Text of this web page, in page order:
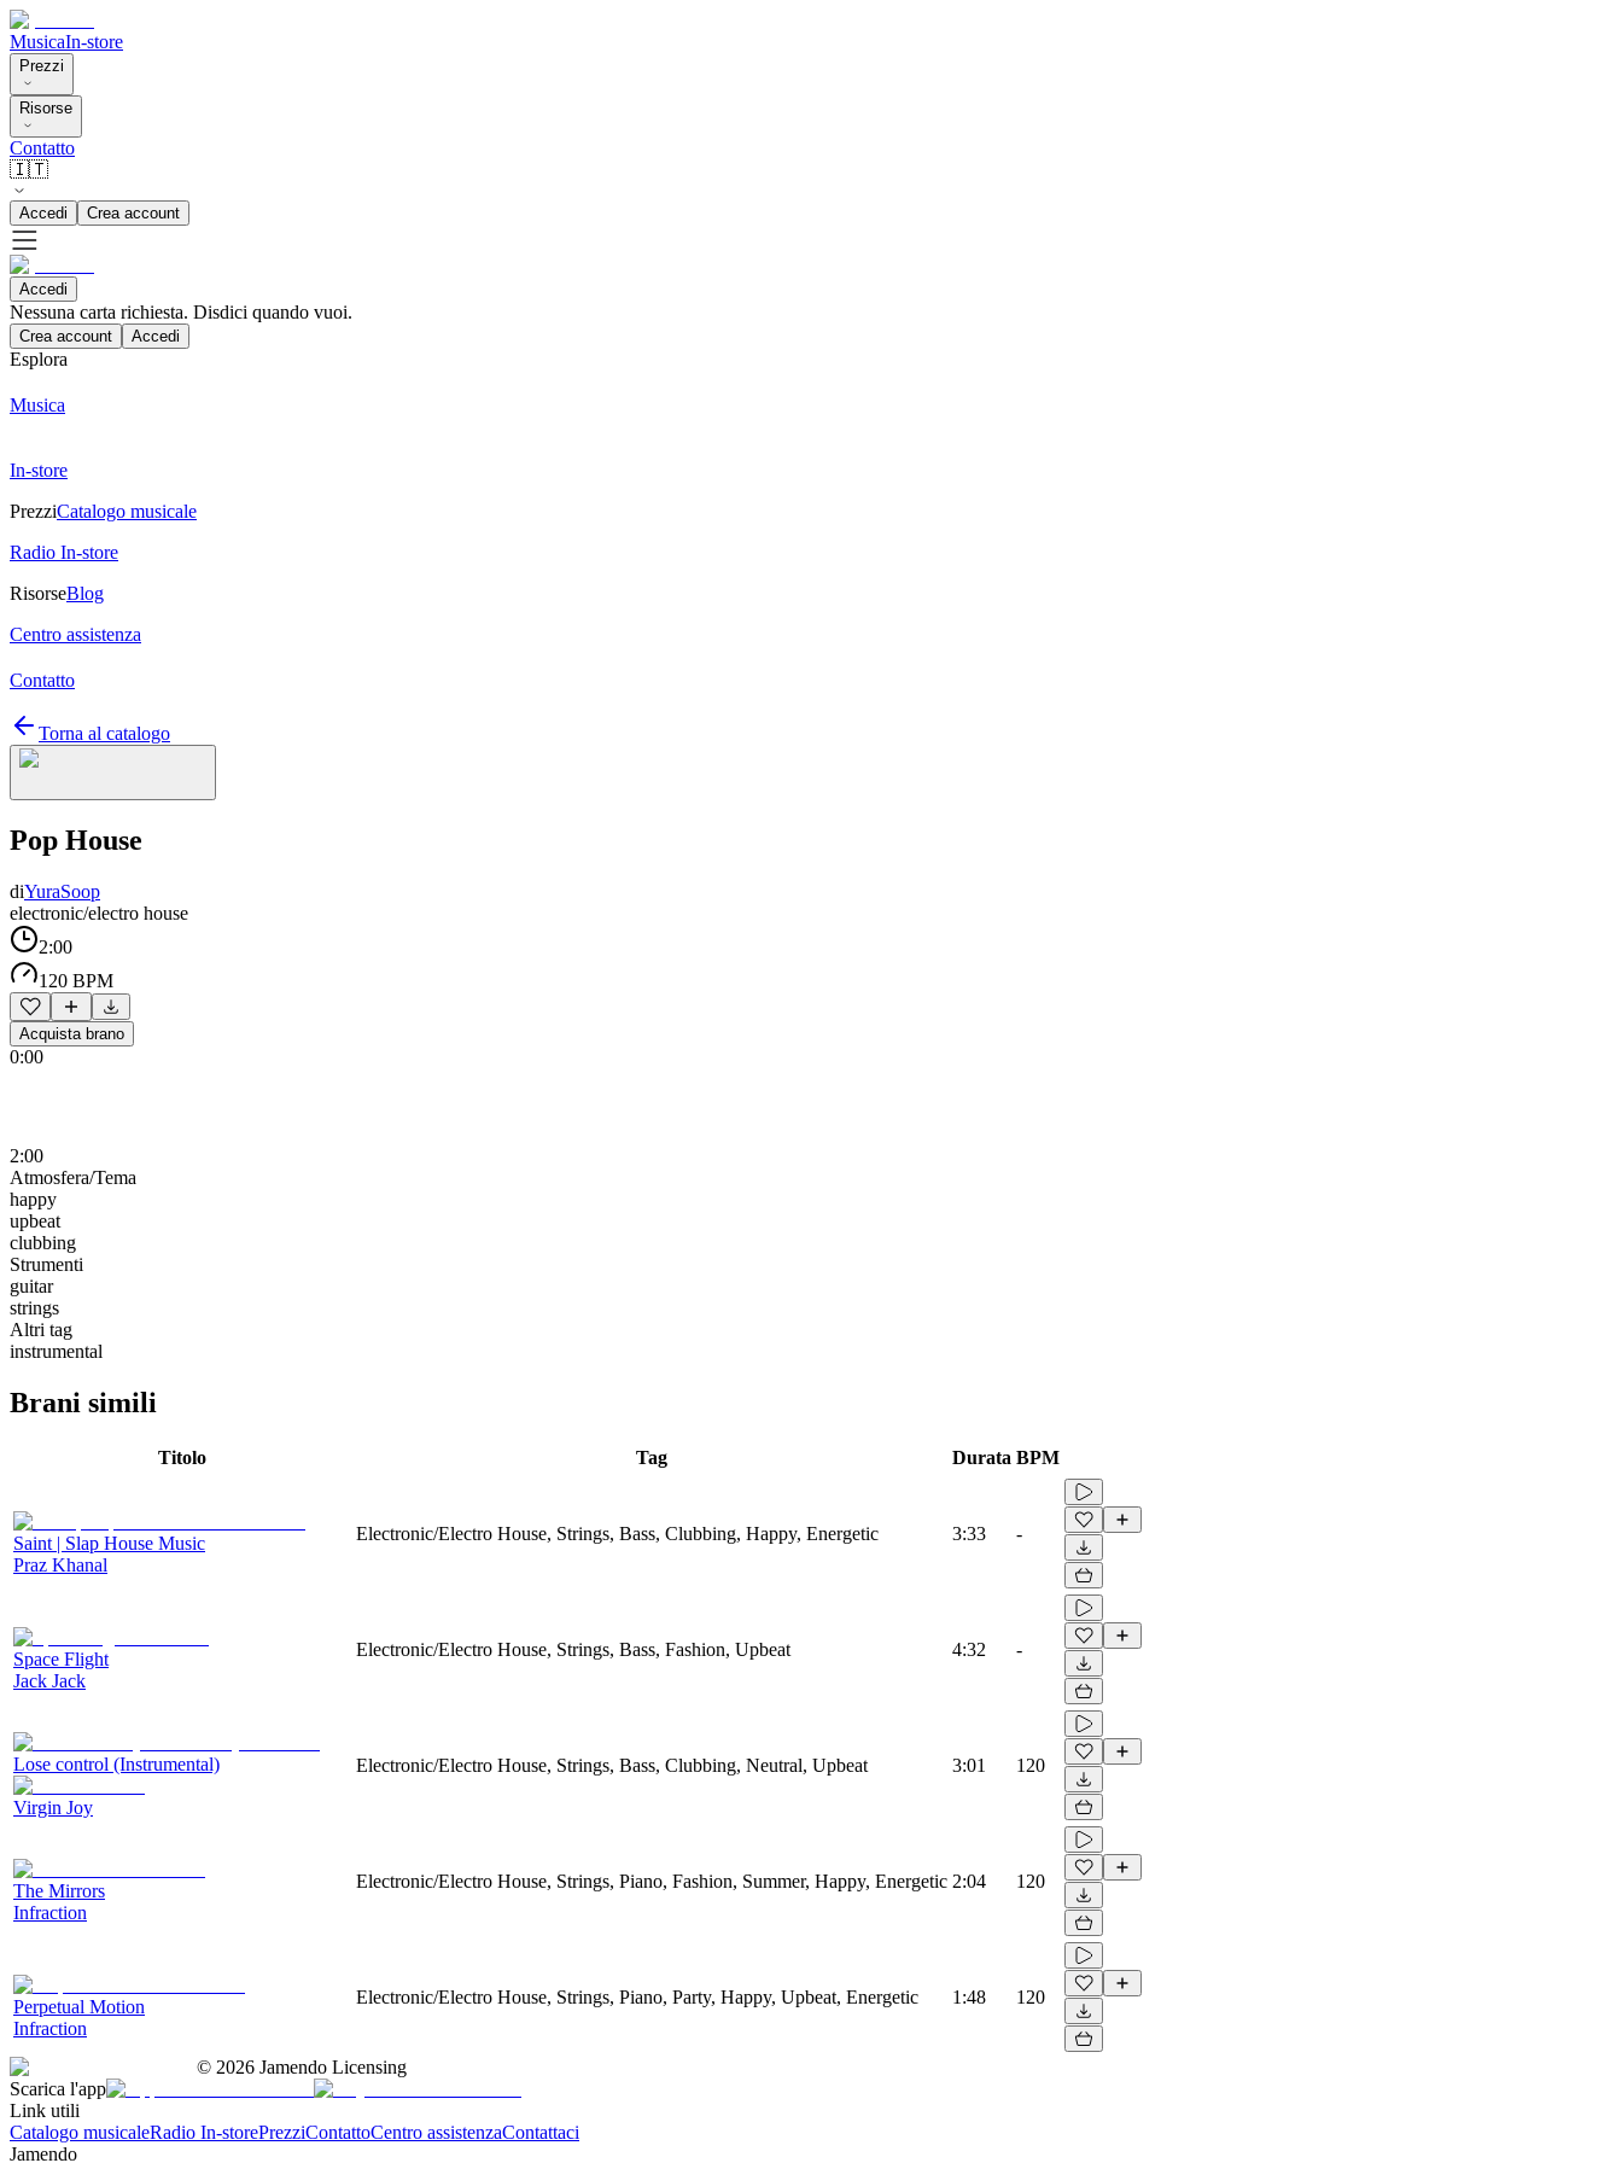
MusicaIn-store
Prezzi
Risorse
Contatto
🇮🇹
Accedi Crea account
Accedi
Nessuna carta richiesta. Disdici quando vuoi.
Crea account Accedi
Esplora
Musica
In-store
PrezziCatalogo musicale
Radio In-store
RisorseBlog
Centro assistenza
Contatto
Torna al catalogo
Pop House
diYuraSoop
electronic/electro house
2:00
120 BPM
Acquista brano
0:00
2:00
Atmosfera/Tema
happy
upbeat
clubbing
Strumenti
guitar
strings
Altri tag
instrumental
Brani simili
Titolo Tag Durata BPM
Saint | Slap House Music
Praz Khanal
Electronic/Electro House, Strings, Bass, Clubbing, Happy, Energetic 3:33 -
Space Flight
Jack Jack
Electronic/Electro House, Strings, Bass, Fashion, Upbeat 4:32 -
Lose control (Instrumental)
Virgin Joy
Electronic/Electro House, Strings, Bass, Clubbing, Neutral, Upbeat 3:01 120
The Mirrors
Infraction
Electronic/Electro House, Strings, Piano, Fashion, Summer, Happy, Energetic 2:04 120
Perpetual Motion
Infraction
Electronic/Electro House, Strings, Piano, Party, Happy, Upbeat, Energetic 1:48 120
© 2026 Jamendo Licensing
Scarica l'app
Link utili
Catalogo musicaleRadio In-storePrezziContattoCentro assistenzaContattaci
Jamendo